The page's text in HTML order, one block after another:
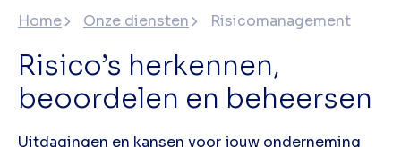
Home Onze diensten Risicomanagement
Risico’s herkennen,
beoordelen en beheersen
Uitdagingen en kansen voor jouw onderneming